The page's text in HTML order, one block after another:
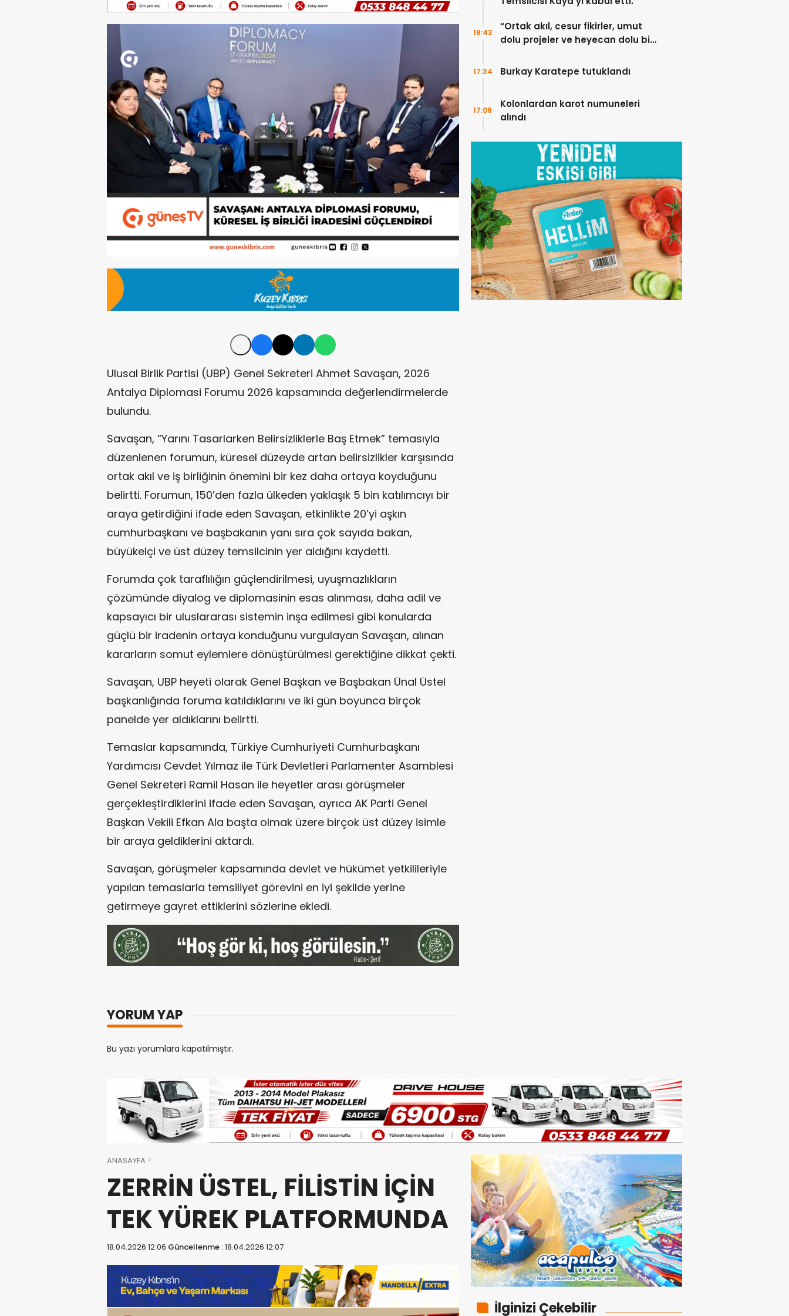
Ulusal Birlik Partisi (UBP) Genel Sekreteri Ahmet Savaşan, 2026
Antalya Diplomasi Forumu 2026 kapsamında değerlendirmelerde
bulundu.
Savaşan, “Yarını Tasarlarken Belirsizliklerle Baş Etmek” temasıyla
düzenlenen forumun, küresel düzeyde artan belirsizlikler karşısında
ortak akıl ve iş birliğinin önemini bir kez daha ortaya koyduğunu
belirtti. Forumun, 150’den fazla ülkeden yaklaşık 5 bin katılımcıyı bir
araya getirdiğini ifade eden Savaşan, etkinlikte 20’yi aşkın
cumhurbaşkanı ve başbakanın yanı sıra çok sayıda bakan,
büyükelçi ve üst düzey temsilcinin yer aldığını kaydetti.
Forumda çok taraflılığın güçlendirilmesi, uyuşmazlıkların
çözümünde diyalog ve diplomasinin esas alınması, daha adil ve
kapsayıcı bir uluslararası sistemin inşa edilmesi gibi konularda
güçlü bir iradenin ortaya konduğunu vurgulayan Savaşan, alınan
kararların somut eylemlere dönüştürülmesi gerektiğine dikkat çekti.
Savaşan, UBP heyeti olarak Genel Başkan ve Başbakan Ünal Üstel
başkanlığında foruma katıldıklarını ve iki gün boyunca birçok
panelde yer aldıklarını belirtti.
Temaslar kapsamında, Türkiye Cumhuriyeti Cumhurbaşkanı
Yardımcısı Cevdet Yılmaz ile Türk Devletleri Parlamenter Asamblesi
Genel Sekreteri Ramil Hasan ile heyetler arası görüşmeler
gerçekleştirdiklerini ifade eden Savaşan, ayrıca AK Parti Genel
Başkan Vekili Efkan Ala başta olmak üzere birçok üst düzey isimle
bir araya geldiklerini aktardı.
Savaşan, görüşmeler kapsamında devlet ve hükümet yetkilileriyle
yapılan temaslarla temsiliyet görevini en iyi şekilde yerine
getirmeye gayret ettiklerini sözlerine ekledi.
YORUM YAP
Bu yazı yorumlara kapatılmıştır.
“Ortak akıl, cesur fikirler, umut
dolu projeler ve heyecan dolu bir
18:43
Burkay Karatepe tutuklandı
17:34
Kolonlardan karot numuneleri
alındı
17:06
ANASAYFA
ZERRİN ÜSTEL, FİLİSTİN İÇİN
TEK YÜREK PLATFORMUNDA
18.04.2026 12:06 Güncellenme :18.04.2026 12:07
İlginizi Çekebilir